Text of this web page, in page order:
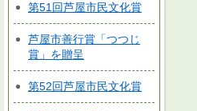
第51回芦屋市民文化賞
芦屋市善行賞「つつじ
賞」を贈呈
第52回芦屋市民文化賞